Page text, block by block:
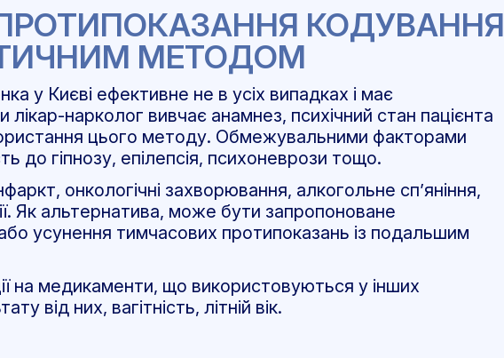
КОДУВАННЯ
МЕТОДОМ
у Києві ефективне не в усіх випадках і має
нарколог вивчає анамнез, психічний стан пацієнта
цього методу. Обмежувальними факторами
до гіпнозу, епілепсія, психоневрози тощо.
онкологічні захворювання, алкогольне сп’яніння,
Як альтернатива, може бути запропоноване
усунення тимчасових протипоказань із подальшим
на медикаменти, що використовуються у інших
від них, вагітність, літній вік.